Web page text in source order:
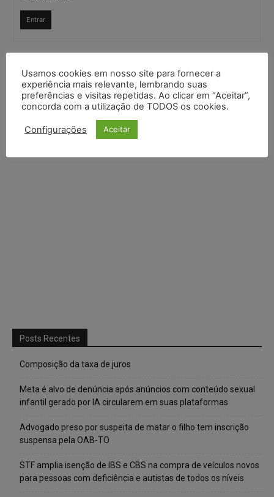
Entrar
Continuar comGoogle
Continuar comX
Posts Recentes
Composição da taxa de juros
Meta é alvo de denúncia após anúncios com conteúdo sexual
infantil gerado por IA circularem em suas plataformas
Advogado preso por suspeita de matar o filho tem inscrição
suspensa pela OAB-TO
STF amplia isenção de IBS e CBS na compra de veículos novos
para pessoas com deficiência e autistas de todos os níveis
Usamos cookies em nosso site para fornecer a
experiência mais relevante, lembrando suas
preferências e visitas repetidas. Ao clicar em “Aceitar”,
concorda com a utilização de TODOS os cookies.
Configurações Aceitar